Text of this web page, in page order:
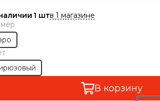
1
в 1 магазине
В корзину